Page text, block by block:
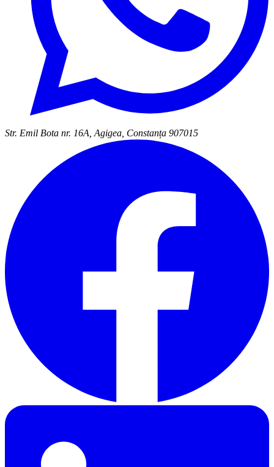
Str. Emil Bota nr. 16A, Agigea, Constanța 907015